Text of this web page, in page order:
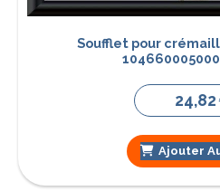
Soufflet pour
24,82
Ajouter